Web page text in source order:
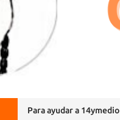
Para ayudar a 14ymedio